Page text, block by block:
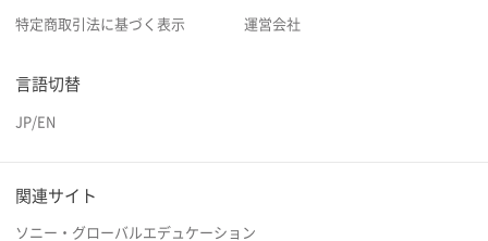
特定商取引法に基づく表示 運営会社
言語切替
JP/EN
関連サイト
ソニー・グローバルエデュケーション